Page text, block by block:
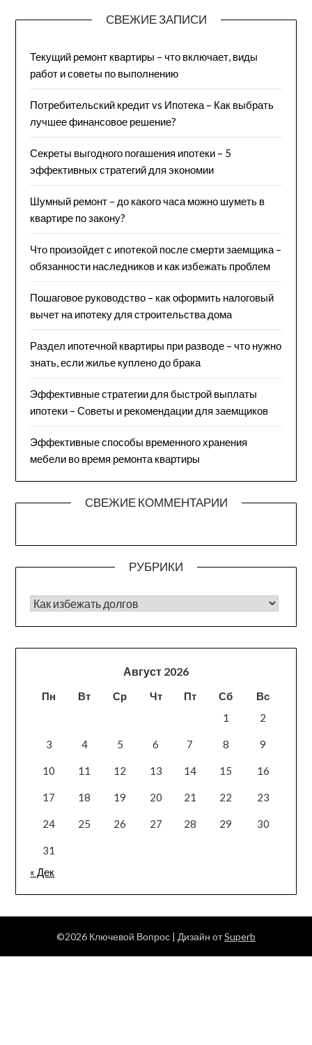
СВЕЖИЕ ЗАПИСИ
Текущий ремонт квартиры – что включает, виды
работ и советы по выполнению
Потребительский кредит vs Ипотека – Как выбрать
лучшее финансовое решение?
Секреты выгодного погашения ипотеки – 5
эффективных стратегий для экономии
Шумный ремонт – до какого часа можно шуметь в
квартире по закону?
Что произойдет с ипотекой после смерти заемщика –
обязанности наследников и как избежать проблем
Пошаговое руководство – как оформить налоговый
вычет на ипотеку для строительства дома
Раздел ипотечной квартиры при разводе – что нужно
знать, если жилье куплено до брака
Эффективные стратегии для быстрой выплаты
ипотеки – Советы и рекомендации для заемщиков
Эффективные способы временного хранения
мебели во время ремонта квартиры
СВЕЖИЕ КОММЕНТАРИИ
РУБРИКИ
РУБРИКИ
Август 2026
Пн Вт Ср Чт Пт Сб
Вс
1
2
3 4 5 6 7 8 9
10 11 12 13 14 15 16
17 18 19 20 21 22 23
24 25 26 27 28 29 30
31
« Дек
©2026 Ключевой Вопрос | Дизайн отSuperb